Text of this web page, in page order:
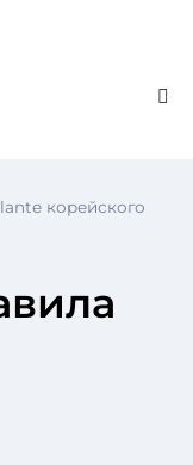
корейского